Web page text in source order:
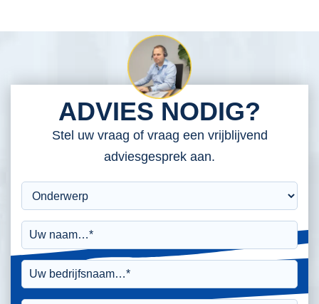
ADVIES NODIG?
Stel uw vraag of vraag een vrijblijvend
adviesgesprek aan.